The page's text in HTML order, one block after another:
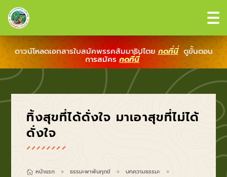
ดาวน์โหลดเอกสารใบสมัคพรรคสัมมาธิปไตย กดที่นี่ ดูขั้นตอน
การสมัครกดที่นี่
ทิ้งสุขที่ได้ดั่งใจ มาเอาสุขที่ไม่ได้
ดั่งใจ
 หน้าแรก 9 ธรรมะพาพ้นทุกข์ 9 บทความธรรมะ 9